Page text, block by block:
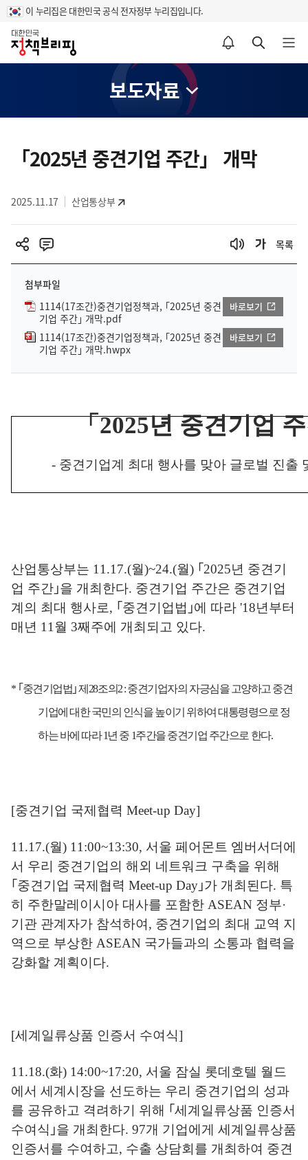
이 누리집은 대한민국 공식 전자정부 누리집입니다.
홈
알림설정 바로가기 검색 바로가기 메뉴 열기
보도자료
역
「2025년 중견기업 주간」 개막
2025.11.17 산업통상부
목록
첨부파일
1114(17조간)중견기업정책과, ｢2025년 중견
기업 주간｣ 개막.pdf
바로보기
1114(17조간)중견기업정책과, ｢2025년 중견
기업 주간｣ 개막.hwpx
바로보기
「2025년 중견기업
- 중견기업계 최대 행사를 맞아 글로벌 진출
산업통상부는 11.17.(월)~24.(월) ｢2025년 중견기
업 주간 ｣을 개최한다. 중견기업 주간은 중견기업
계의 최대 행사로, ｢ 중견기업법 ｣에 따라 '18년부터
매년 11월 3째주에 개최되고 있다.
* ｢ 중견기업법 ｣제 28조의2 :중견기업자의 자긍심을 고양하고 중견
기업에 대한 국민의 인식을 높이기 위하여 대통령령으로 정
하는 바에 따라1년 중 1주간을 중견기업 주간으로 한다.
[중견기업 국제협력 Meet-up Day]
11.17.(월) 11:00~13:30, 서울 페어몬트 엠버서더에
서 우리 중견기업의 해외 네트워크 구축을 위해
｢ 중견기업 국제협력 Meet-up Day ｣가 개최된다. 특
히 주한말레이시아 대사를 포함한 ASEAN 정부·
기관 관계자가 참석하여 , 중견기업의 최대 교역 지
역으로 부상한 ASEAN 국가들과의 소통과 협력을
강화할 계획이다.
[세계일류상품 인증서 수여식]
11.18.(화) 14:00~17:20, 서울 잠실 롯데호텔 월드
에서 세계시장을 선도하는 우리 중견기업의 성과
를 공유하고 격려하기 위해 ｢세계일류상품 인증서
수여식 ｣을 개최한다. 97개 기업에게 세계일류상품
인증서를 수여하고, 수출 상담회를 개최하여 중견